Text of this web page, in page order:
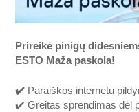
Prireikė pinigų
ESTO Maža paskola!
✔️ Paraiškos internetu
✔️ Greitas sprendimas dėl